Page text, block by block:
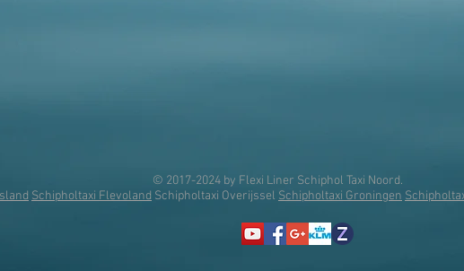
© 2017-2024 by Flexi Liner Schiphol Taxi Noord.
Schipholtaxi Flevoland Schipholtaxi Overijssel Schipholtaxi Groningen